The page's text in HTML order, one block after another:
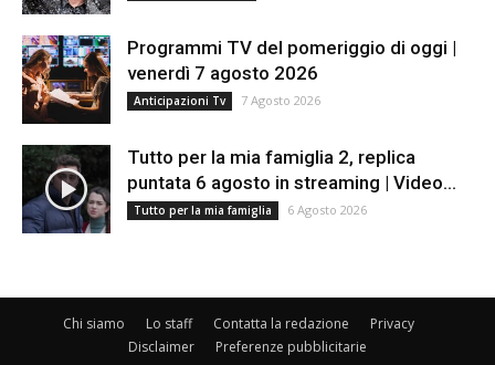
Programmi TV del pomeriggio di oggi |
venerdì 7 agosto 2026
Anticipazioni Tv 7 Agosto 2026
Tutto per la mia famiglia 2, replica
puntata 6 agosto in streaming | Video...
Tutto per la mia famiglia 6 Agosto 2026
Chi siamo Lo staff Contatta la redazione
Privacy
Disclaimer
Preferenze pubblicitarie